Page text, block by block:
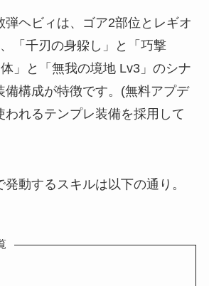
弾ヘビィは、ゴア2部位とレギオ
「千刃の身躱し」と「巧撃
」と「無我の境地 Lv3」のシナ
備構成が特徴です。(無料アプデ
われるテンプレ装備を採用して
動するスキルは以下の通り。